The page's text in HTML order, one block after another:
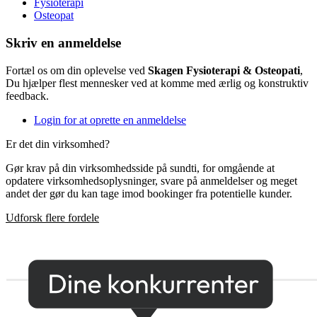
Fysioterapi
Osteopat
Skriv en anmeldelse
Fortæl os om din oplevelse ved Skagen Fysioterapi & Osteopati,
Du hjælper flest mennesker ved at komme med ærlig og konstruktiv
feedback.
Login for at oprette en anmeldelse
Er det din virksomhed?
Gør krav på din virksomhedsside på sundti, for omgående at
opdatere virksomhedsoplysninger, svare på anmeldelser og meget
andet der gør du kan tage imod bookinger fra potentielle kunder.
Udforsk flere fordele